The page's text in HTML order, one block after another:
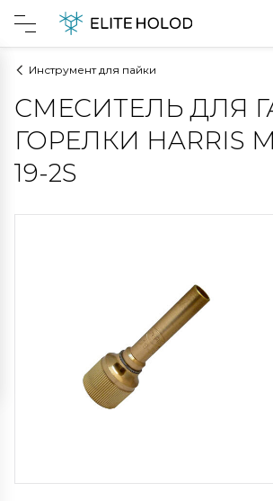
Инструмент для пайки
СМЕСИТЕЛЬ ДЛЯ
ГОРЕЛКИ HARRIS
19-2S